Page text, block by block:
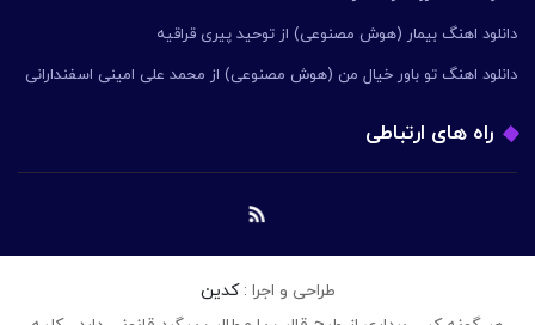
دانلود اهنگ بیمار (هوش مصنوعی) از توحید پیری قراقیه
دانلود اهنگ تو باور خیال من (هوش مصنوعی) از محمد علی امینی اسفندارانی
راه های ارتباطی
طراحی و اجرا :کدین